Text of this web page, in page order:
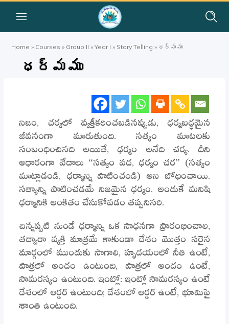
Home » Courses » Group II »Year I » Story Telling » ధర్మము
ధర్మము
నిజం, చర్యలో వ్యక్తీకరించబడినప్పుడు, ధర్మబద్ధమైన
జీవనంగా మారుతుంది. సత్యం మాటలకు
సంబంధించినది అయితే, ధర్మం అనేది చర్య. దీని
ఆధారంగా వేదాలు “సత్యం వద, ధర్మం చర” (సత్యం
మాట్లాడండి, ధర్మాన్ని పాటించండి) అని బోధించాయి.
సత్యాన్ని పాటించడమే నిజమైన ధర్మం. అందుకే మనిషి
ధర్మానికి అంకితం చేసుకోవడం తప్పనిసరి.
చిన్నప్పటి నుండే ధర్మాన్ని ఒక సాధనగా ప్రారంభించాలి,
తద్వారా వ్యక్తి మాత్రమే కాకుండా దేశం మొత్తం సరైన
మార్గంలో ముందుకు సాగాలి, హృదయంలో నీతి ఉంటే,
పాత్రలో అందం ఉంటుంది, పాత్రలో అందం ఉంటే,
సామరస్యం ఉంటుంది. ఇంట్లో: ఇంట్లో సామరస్యం ఉంటే
దేశంలో ఆర్డర్ ఉంటుంది; దేశంలో ఆర్డర్ ఉంటే, భూమిపై
శాంతి ఉంటుంది.